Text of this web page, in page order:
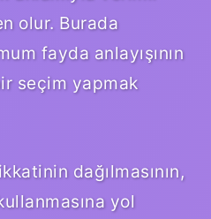
olur. Burada
fayda anlayışının
seçim yapmak
dağılmasının,
yol